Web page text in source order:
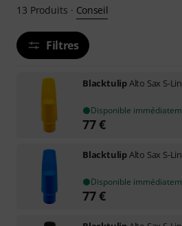
13 Produits · Conseil
Filtres
BlacktulipAlto Sax S-
Disponible
77€
BlacktulipAlto Sax S-
Disponible
77€